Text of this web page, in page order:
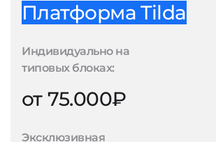
Платформа Tilda
Индивидуально на
типовых блоках:
от 75.000₽
Эксклюзивная